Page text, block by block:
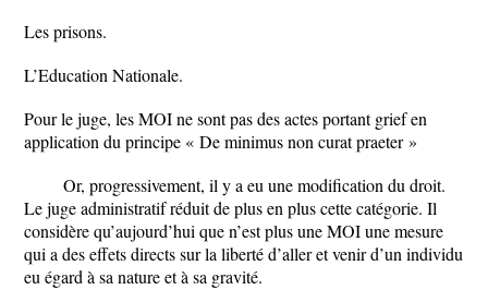
Les prisons.
L’Education Nationale.
Pour le juge, les MOI ne sont pas des actes portant grief en
application du principe « De minimus non curat praeter »
Or, progressivement, il y a eu une modification du droit.
Le juge administratif réduit de plus en plus cette catégorie. Il
considère qu’aujourd’hui que n’est plus une MOI une mesure
qui a des effets directs sur la liberté d’aller et venir d’un individu
eu égard à sa nature et à sa gravité.